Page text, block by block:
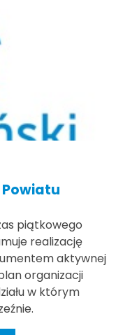
piątkowego
realizację
aktywnej
organizacji
w którym